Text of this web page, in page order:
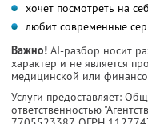
хочет посмотреть на
любит современные
Важно! AI-разбор носит
характер и не является
медицинской или
Услуги предоставляет:
ответственностью